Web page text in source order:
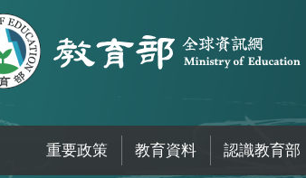
重要政策 教育資料 認識教育部